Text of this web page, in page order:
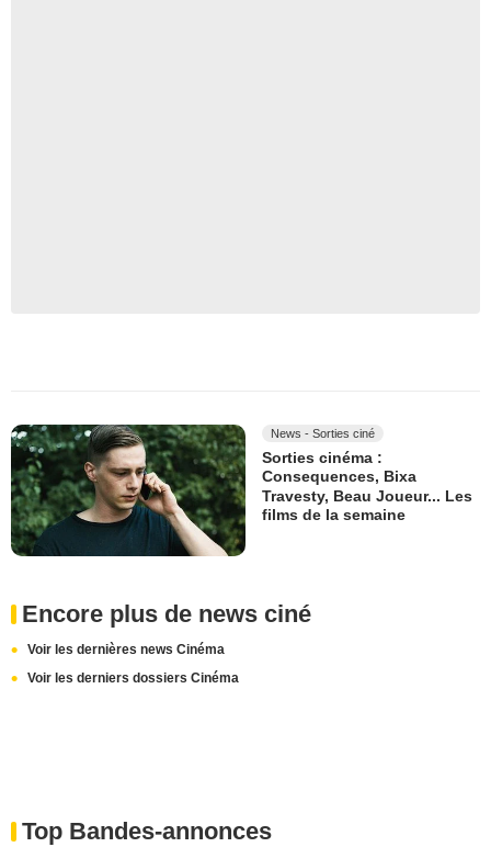
News - Sorties ciné
Sorties cinéma :
Consequences, Bixa
Travesty, Beau Joueur... Les
films de la semaine
Encore plus de news ciné
Voir les dernières news Cinéma
Voir les derniers dossiers Cinéma
Top Bandes-annonces